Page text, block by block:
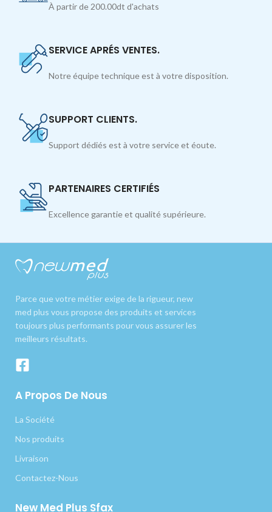
À partir de 200.00dt d'achats
SERVICE APRÉS VENTES.
Notre équipe technique est à votre disposition.
SUPPORT CLIENTS.
Support dédiés est à votre service et éoute.
PARTENAIRES CERTIFIÉS
Excellence garantie et qualité supérieure.
Parce que votre métier exige de la rigueur, new
med plus vous propose des produits et services
toujours plus performants pour vous assurer les
meilleurs résultats.
A Propos De Nous
La Société
Nos produits
Livraison
Contactez-Nous
New Med Plus Sfax